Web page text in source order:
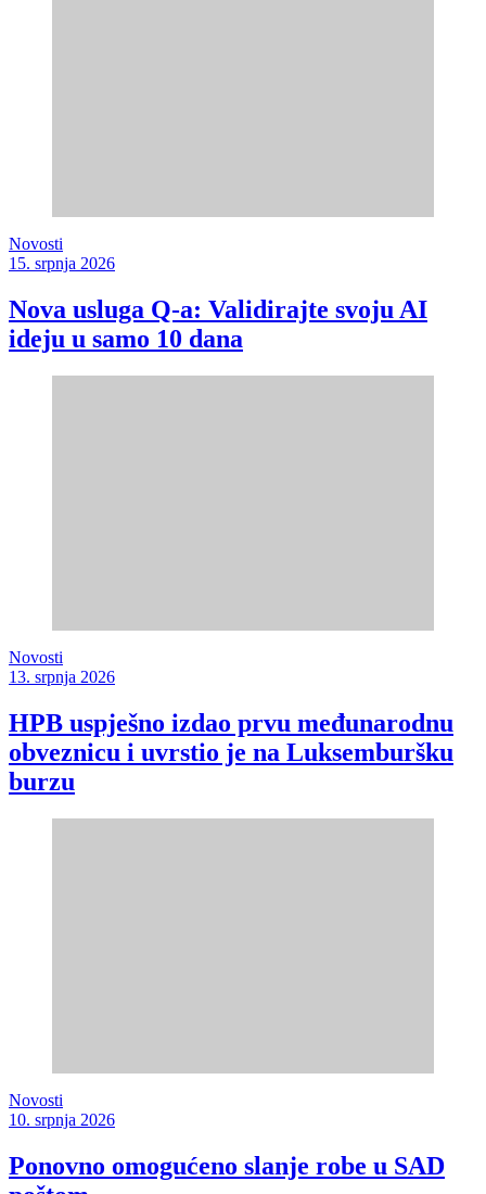
Novosti
15. srpnja 2026
Nova usluga Q-a: Validirajte svoju AI
ideju u samo 10 dana
Novosti
13. srpnja 2026
HPB uspješno izdao prvu međunarodnu
obveznicu i uvrstio je na Luksemburšku
burzu
Novosti
10. srpnja 2026
Ponovno omogućeno slanje robe u SAD